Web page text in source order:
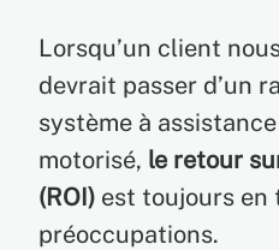
Lorsqu’un client
devrait passer d’un
système à
motorisé, le retour
(ROI) est toujours en
préoccupations.